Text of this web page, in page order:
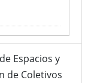
Espacios y
de Coletivos